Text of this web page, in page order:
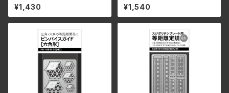
¥1,430 ¥1,540